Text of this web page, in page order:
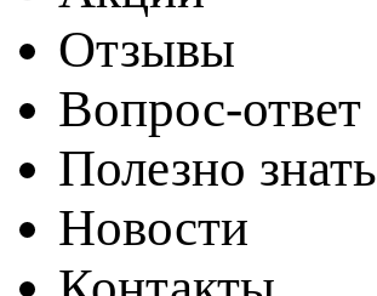
Отзывы
Вопрос-ответ
Полезно знать
Новости